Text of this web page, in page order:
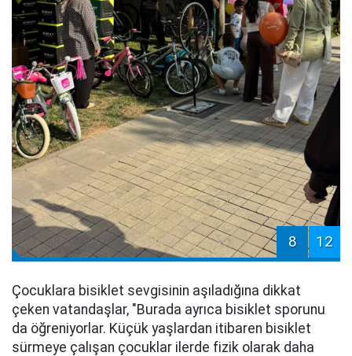
8 12
Çocuklara bisiklet sevgisinin aşıladığına dikkat
çeken vatandaşlar, "Burada ayrıca bisiklet sporunu
da öğreniyorlar. Küçük yaşlardan itibaren bisiklet
sürmeye çalışan çocuklar ilerde fizik olarak daha